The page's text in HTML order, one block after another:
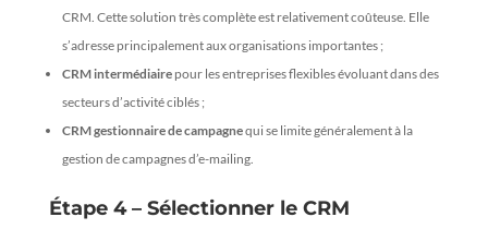
CRM. Cette solution très complète est relativement coûteuse. Elle
s’adresse principalement aux organisations importantes ;
CRM intermédiairepour les entreprises flexibles évoluant dans des
secteurs d’activité ciblés ;
CRM gestionnaire de campagnequi se limite généralement à la
gestion de campagnes d’e-mailing.
Étape 4 – Sélectionner le CRM